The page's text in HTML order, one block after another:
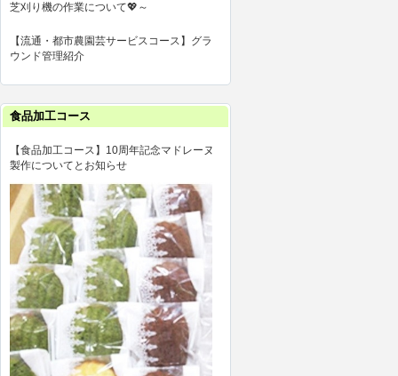
芝刈り機の作業について💖～
【流通・都市農園芸サービスコース】グラ
ウンド管理紹介
食品加工コース
【食品加工コース】10周年記念マドレーヌ
製作についてとお知らせ